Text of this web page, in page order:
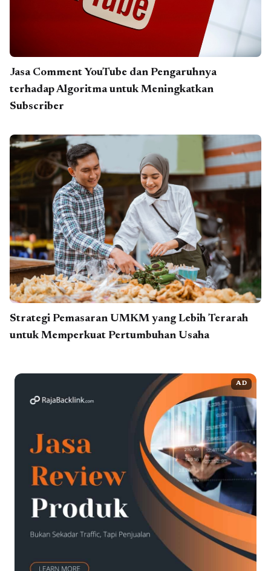
Jasa Comment YouTube dan Pengaruhnya
terhadap Algoritma untuk Meningkatkan
Subscriber
Strategi Pemasaran UMKM yang Lebih Terarah
untuk Memperkuat Pertumbuhan Usaha
AD